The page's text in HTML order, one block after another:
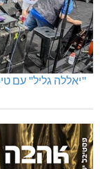
"יאללה גליל" עם